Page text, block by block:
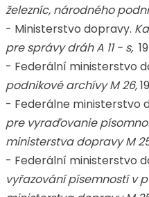
železníc, národného
- Ministerstvo dopravy.
pre správy dráh A 11 - s,
- Federální ministerstvo
podnikové archívy M 26,
- Federálne ministerstvo
pre vyraďovanie
ministerstva dopravy M
- Federální ministerstvo
vyřazování písemností v